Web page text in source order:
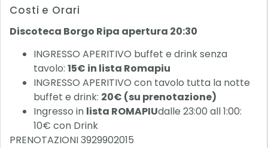
Costi e Orari
Discoteca Borgo Ripa apertura 20:30
INGRESSO APERITIVO buffet e drink senza
tavolo: 15€ in lista Romapiu
INGRESSO APERITIVO con tavolo tutta la notte
buffet e drink: 20€ (su prenotazione)
Ingresso in lista ROMAPIUdalle 23:00 all 1:00:
10€ con Drink
PRENOTAZIONI 3929902015